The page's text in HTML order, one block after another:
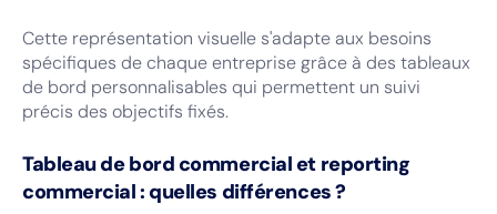
Cette représentation visuelle s'adapte aux besoins
spécifiques de chaque entreprise grâce à des tableaux
de bord personnalisables qui permettent un suivi
précis des objectifs fixés.
Tableau de bord commercial et reporting
commercial : quelles différences ?